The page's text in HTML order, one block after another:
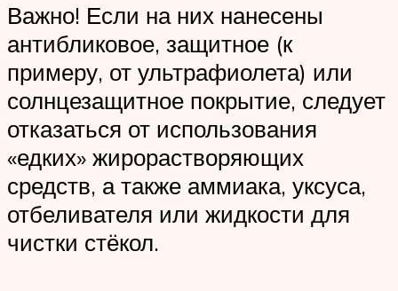
Важно! Если на них нанесены
антибликовое, защитное (к
примеру, от ультрафиолета) или
солнцезащитное покрытие, следует
отказаться от использования
«едких» жирорастворяющих
средств, а также аммиака, уксуса,
отбеливателя или жидкости для
чистки стёкол.